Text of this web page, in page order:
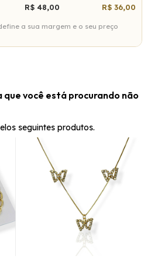
R$ 48,00 R$ 36,00
a sua margem e o seu preço
que você está procurando não
seguintes produtos.